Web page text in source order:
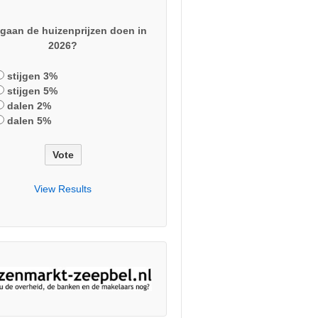
de huizenprijzen doen in
2026?
stijgen 3%
stijgen 5%
dalen 2%
dalen 5%
View Results